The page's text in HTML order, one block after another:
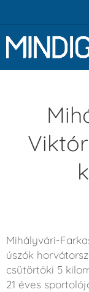
Mihályvári-
úszók
csütörtöki 5
21 éves